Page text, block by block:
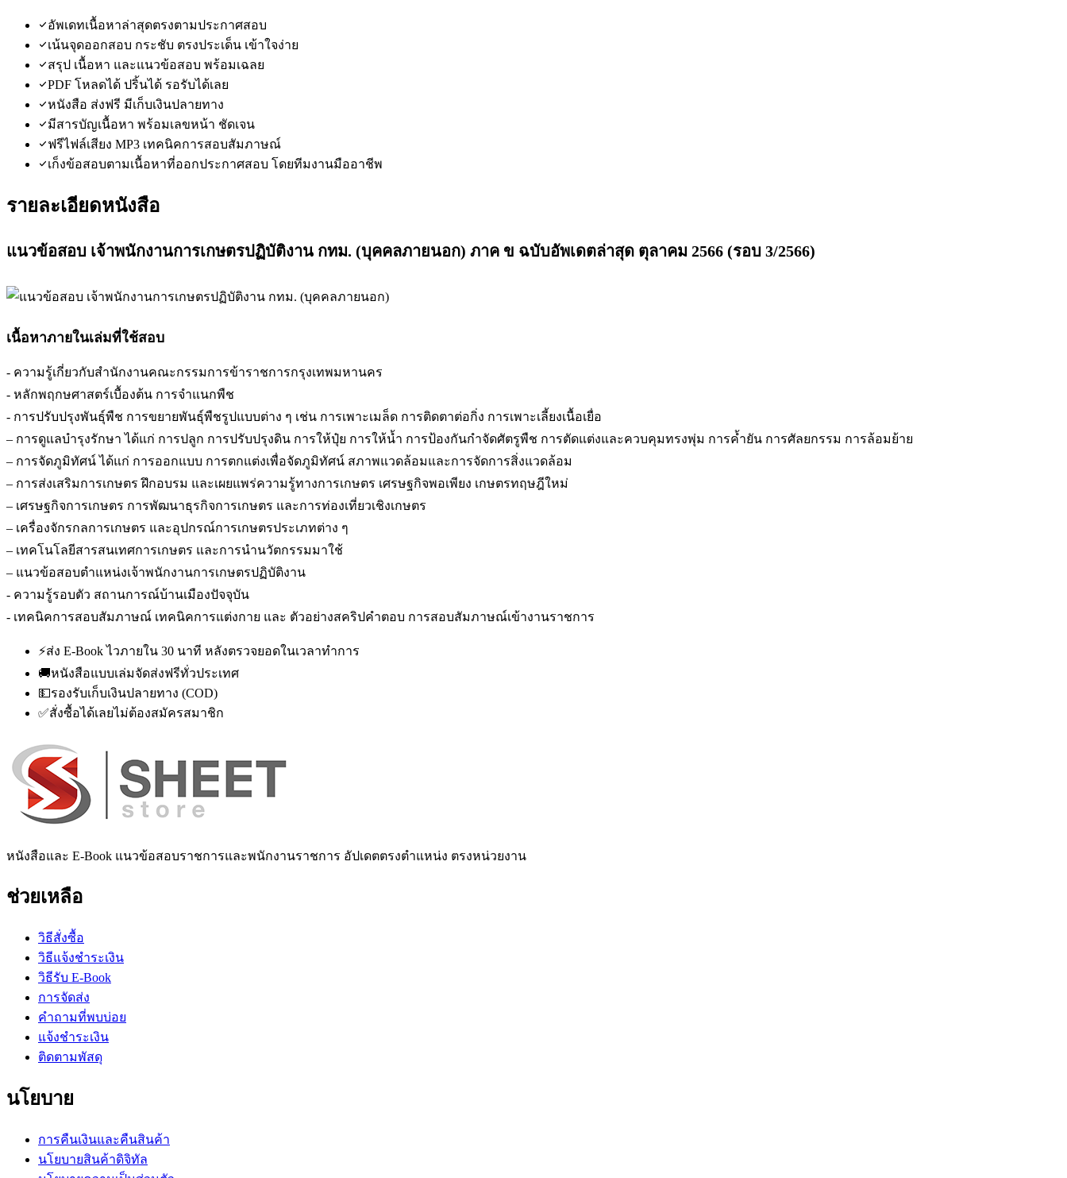
อัพเดทเนื้อหาล่าสุดตรงตามประกาศสอบ
เน้นจุดออกสอบ กระชับ ตรงประเด็น เข้าใจง่าย
สรุป เนื้อหา และแนวข้อสอบ พร้อมเฉลย
PDF โหลดได้ ปริ้นได้ รอรับได้เลย
หนังสือ ส่งฟรี มีเก็บเงินปลายทาง
มีสารบัญเนื้อหา พร้อมเลขหน้า ชัดเจน
ฟรีไฟล์เสียง MP3 เทคนิคการสอบสัมภาษณ์
เก็งข้อสอบตามเนื้อหาที่ออกประกาศสอบ โดยทีมงานมืออาชีพ
รายละเอียดหนังสือ
แนวข้อสอบ เจ้าพนักงานการเกษตรปฏิบัติงาน กทม. (บุคคลภายนอก) ภาค ข ฉบับอัพเดตล่าสุด ตุลาคม 2566 (รอบ 3/2566)
เนื้อหาภายในเล่มที่ใช้สอบ
- ความรู้เกี่ยวกับสำนักงานคณะกรรมการข้าราชการกรุงเทพมหานคร
- หลักพฤกษศาสตร์เบื้องต้น การจำแนกพืช
- การปรับปรุงพันธุ์พืช การขยายพันธุ์พืชรูปแบบต่าง ๆ เช่น การเพาะเมล็ด การติดตาต่อกิ่ง การเพาะเลี้ยงเนื้อเยื่อ
– การดูแลบำรุงรักษา ได้แก่ การปลูก การปรับปรุงดิน การให้ปุ๋ย การให้น้ำ การป้องกันกำจัดศัตรูพืช การตัดแต่งและควบคุมทรงพุ่ม การค้ำยัน การศัลยกรรม การล้อมย้าย
– การจัดภูมิทัศน์ ได้แก่ การออกแบบ การตกแต่งเพื่อจัดภูมิทัศน์ สภาพแวดล้อมและการจัดการสิ่งแวดล้อม
– การส่งเสริมการเกษตร ฝึกอบรม และเผยแพร่ความรู้ทางการเกษตร เศรษฐกิจพอเพียง เกษตรทฤษฎีใหม่
– เศรษฐกิจการเกษตร การพัฒนาธุรกิจการเกษตร และการท่องเที่ยวเชิงเกษตร
– เครื่องจักรกลการเกษตร และอุปกรณ์การเกษตรประเภทต่าง ๆ
– เทคโนโลยีสารสนเทศการเกษตร และการนำนวัตกรรมมาใช้
– แนวข้อสอบตำแหน่งเจ้าพนักงานการเกษตรปฏิบัติงาน
- ความรู้รอบตัว สถานการณ์บ้านเมืองปัจจุบัน
- เทคนิคการสอบสัมภาษณ์ เทคนิคการแต่งกาย และ ตัวอย่างสคริปคำตอบ การสอบสัมภาษณ์เข้างานราชการ
⚡ส่ง E-Book ไวภายใน 30 นาที หลังตรวจยอดในเวลาทำการ
🚚หนังสือแบบเล่มจัดส่งฟรีทั่วประเทศ
💵รองรับเก็บเงินปลายทาง (COD)
✅สั่งซื้อได้เลยไม่ต้องสมัครสมาชิก
หนังสือและ E-Book แนวข้อสอบราชการและพนักงานราชการ อัปเดตตรงตำแหน่ง ตรงหน่วยงาน
ช่วยเหลือ
วิธีสั่งซื้อ
วิธีแจ้งชำระเงิน
วิธีรับ E-Book
การจัดส่ง
คำถามที่พบบ่อย
แจ้งชำระเงิน
ติดตามพัสดุ
นโยบาย
การคืนเงินและคืนสินค้า
นโยบายสินค้าดิจิทัล